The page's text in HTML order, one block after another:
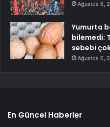
Ağustos 6,
Yumurta
bilemedi:
sebebi
Ağustos 6,
En Güncel Haberler